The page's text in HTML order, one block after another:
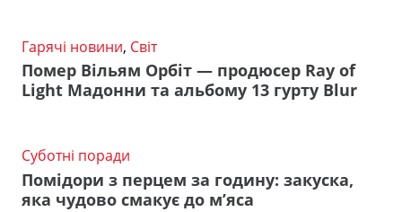
Гарячі новини, Світ
Помер Вільям Орбіт — продюсер Ray of
Light Мадонни та альбому 13 гурту Blur
Суботні поради
Помідори з перцем за годину: закуска,
яка чудово смакує до м’яса